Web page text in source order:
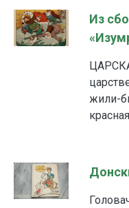
Из
жили-